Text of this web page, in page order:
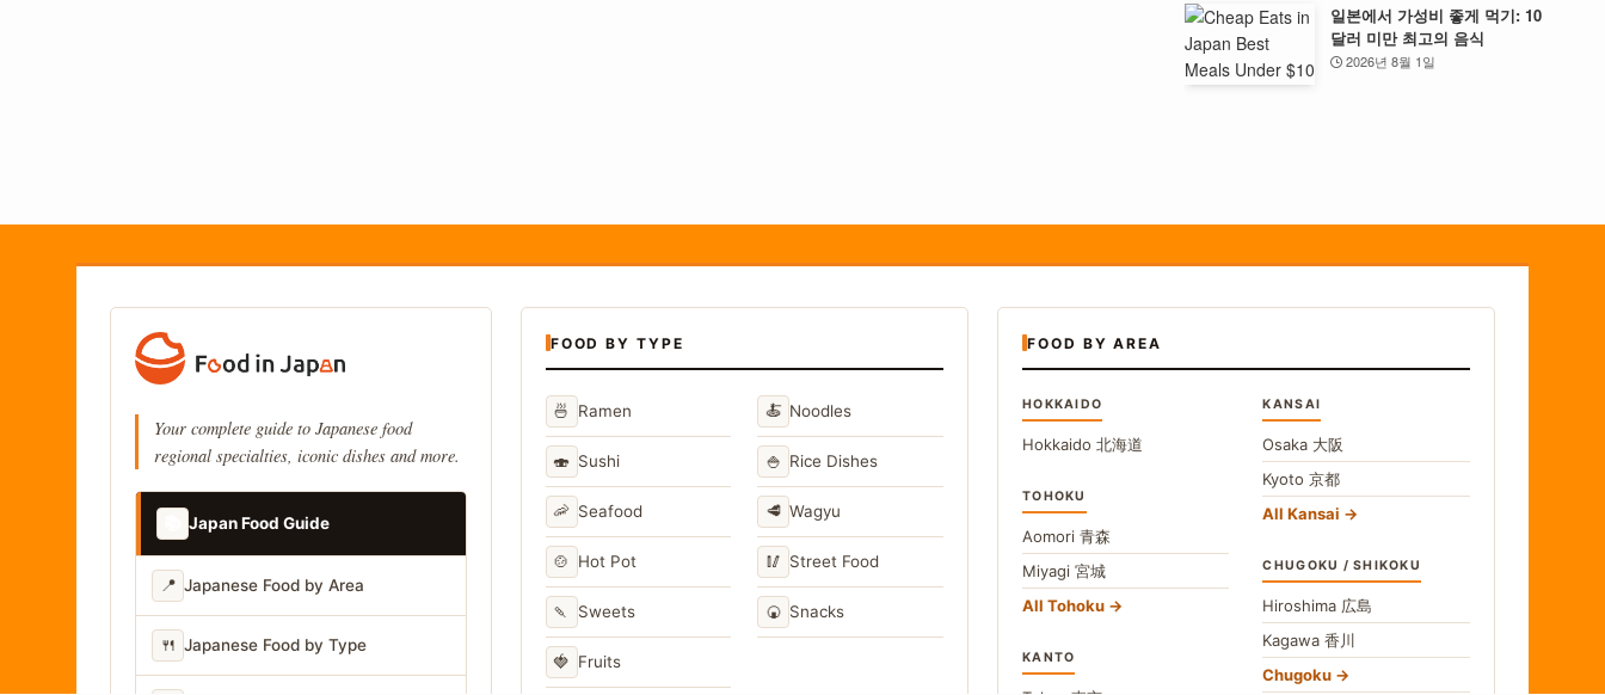
일본에서 가성비 좋게 먹기: 10
달러 미만 최고의 음식
2026년 8월 1일
Your complete guide to Japanese food
regional specialties, iconic dishes and more.
Japan Food Guide
📍 Japanese Food by Area
🍴 Japanese Food by Type
FOOD BY TYPE
🍜 Ramen 🍝 Noodles
🍣 Sushi 🍚 Rice Dishes
🦐 Seafood 🥩 Wagyu
🍲 Hot Pot 🥢 Street Food
🍡 Sweets 🍘 Snacks
🍓 Fruits
FOOD BY AREA
HOKKAIDO
Hokkaido 北海道
TOHOKU
Aomori 青森
Miyagi 宮城
All Tohoku
KANTO
KANSAI
Osaka 大阪
Kyoto京都
All Kansai
CHUGOKU / SHIKOKU
Hiroshima 広島
Kagawa香川
Chugoku